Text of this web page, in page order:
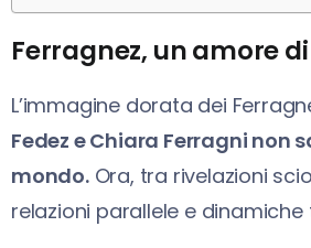
Ferragnez, un amore
L’immagine dorata dei
Fedez e Chiara Ferragni
mondo.Ora, tra rivelazioni
relazioni parallele e